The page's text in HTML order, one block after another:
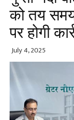
को तय
पर होगी
July 4, 2025